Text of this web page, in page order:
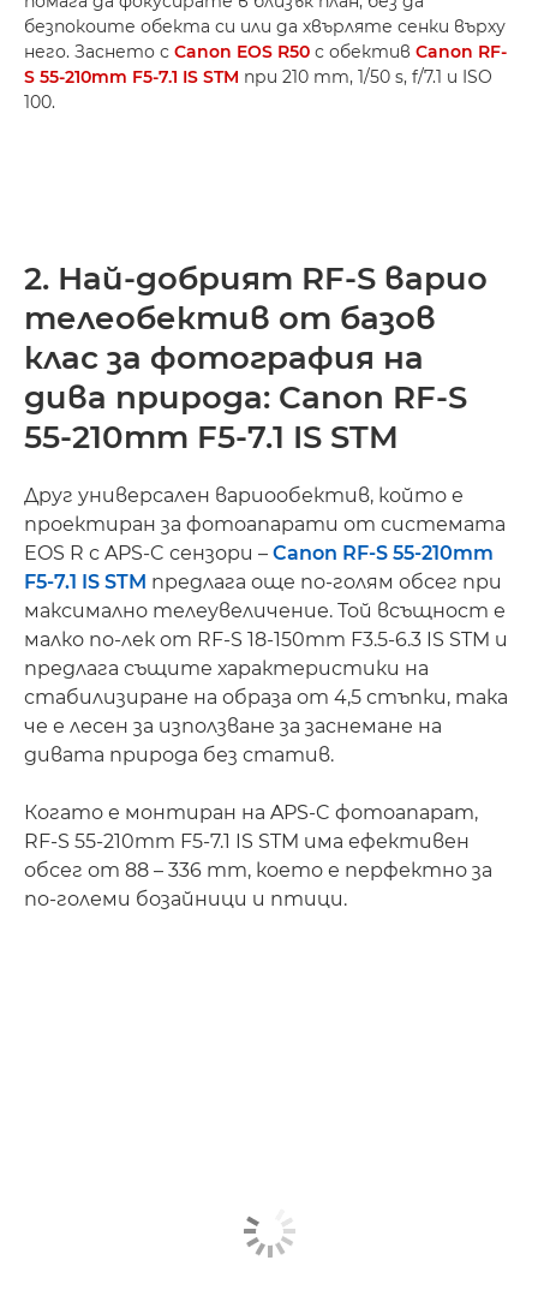
безпокоите обекта си или да хвърляте сенки върху
него. Заснето с Canon EOS R50 с обектив Canon RF-
S 55-210mm F5-7.1 IS STM при 210 mm, 1/50 s, f/7.1 и ISO
100.
2. Най-добрият RF-S варио
телеобектив от базов
клас за фотография на
дива природа: Canon RF-S
55-210mm F5-7.1 IS STM
Друг универсален вариообектив, който е
проектиран за фотоапарати от системата
EOS R с APS-C сензори – Canon RF-S 55-210mm
F5-7.1 IS STM предлага още по-голям обсег при
максимално телеувеличение. Той всъщност е
малко по-лек от RF-S 18-150mm F3.5-6.3 IS STM и
предлага същите характеристики на
стабилизиране на образа от 4,5 стъпки, така
че е лесен за използване за заснемане на
дивата природа без статив.
Когато е монтиран на APS-C фотоапарат,
RF-S 55-210mm F5-7.1 IS STM има ефективен
обсег от 88 – 336 mm, което е перфектно за
по-големи бозайници и птици.